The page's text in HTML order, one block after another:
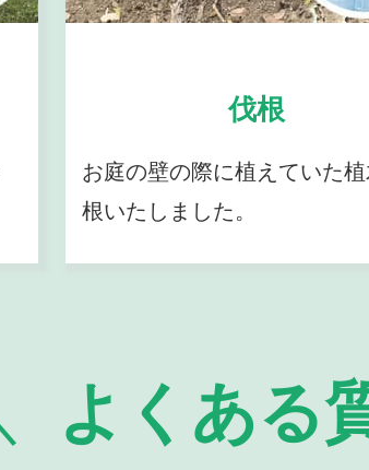
伐根
お庭の壁の際に植えていた
根いたしました。
よくある